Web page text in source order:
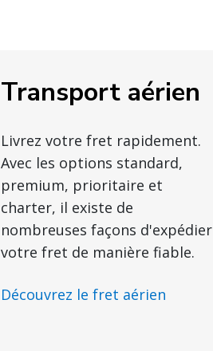
Transport aérien
Livrez votre fret rapidement.
Avec les options standard,
premium, prioritaire et
charter, il existe de
nombreuses façons d'expédier
votre fret de manière fiable.
Découvrez le fret aérien